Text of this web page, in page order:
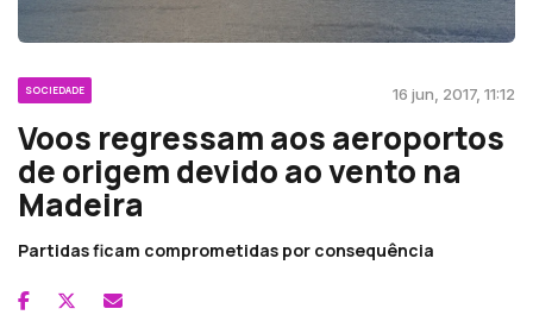
SOCIEDADE 16 jun, 2017, 11:12
Voos regressam aos aeroportos
de origem devido ao vento na
Madeira
Partidas ficam comprometidas por consequência